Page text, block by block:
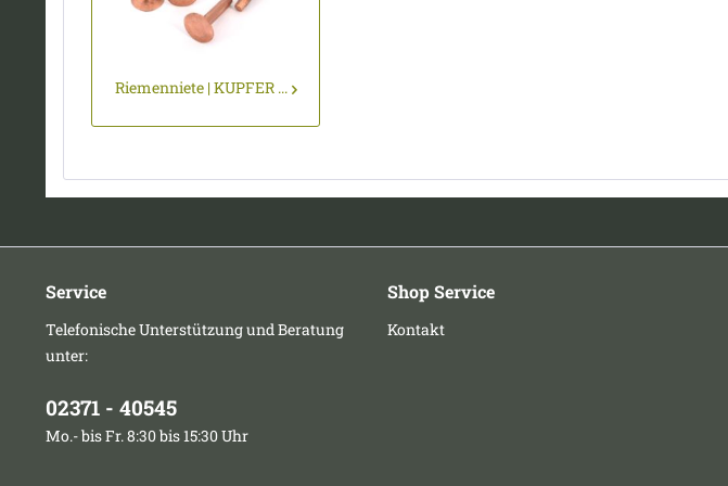
Riemenniete | KUPFER ...
Service
Telefonische Unterstützung und Beratung
unter:
02371 - 40545
Mo.- bis Fr. 8:30 bis 15:30 Uhr
Shop Service
Kontakt